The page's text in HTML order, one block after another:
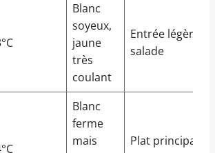
Blanc
soyeux,
jaune
très
coulant
Entrée légère,
salade
Blanc
ferme
mais
Plat principal,